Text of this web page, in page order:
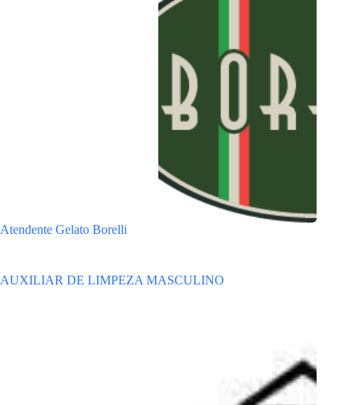
Atendente Gelato Borelli
AUXILIAR DE LIMPEZA MASCULINO